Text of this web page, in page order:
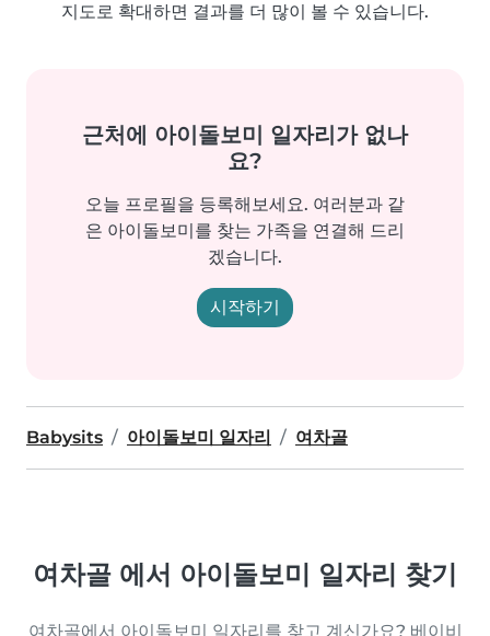
지도로 확대하면 결과를 더 많이 볼 수 있습니다.
근처에 아이돌보미 일자리가 없나
요?
오늘 프로필을 등록해보세요. 여러분과 같
은 아이돌보미를 찾는 가족을 연결해 드리
겠습니다.
시작하기
Babysits 아이돌보미 일자리 여차골
여차골 에서 아이돌보미 일자리 찾기
여차골에서 아이돌보미 일자리를 찾고 계신가요? 베이비